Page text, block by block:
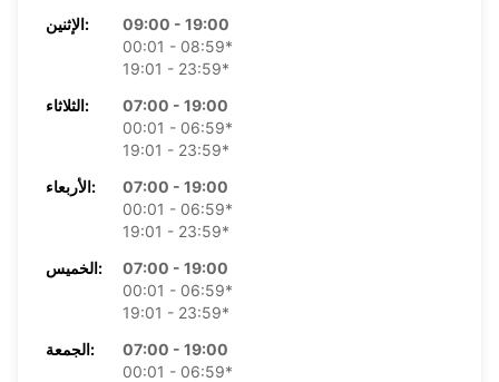
الإثنين:
09:00 - 19:00
00:01 - 08:59*
19:01 - 23:59*
الثلاثاء:
07:00 - 19:00
00:01 - 06:59*
19:01 - 23:59*
الأربعاء:
07:00 - 19:00
00:01 - 06:59*
19:01 - 23:59*
الخميس:
07:00 - 19:00
00:01 - 06:59*
19:01 - 23:59*
الجمعة:
07:00 - 19:00
00:01 - 06:59*